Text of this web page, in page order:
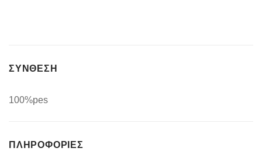
ΣΥΝΘΕΣΗ
100%pes
ΠΛΗΡΟΦΟΡΊΕΣ